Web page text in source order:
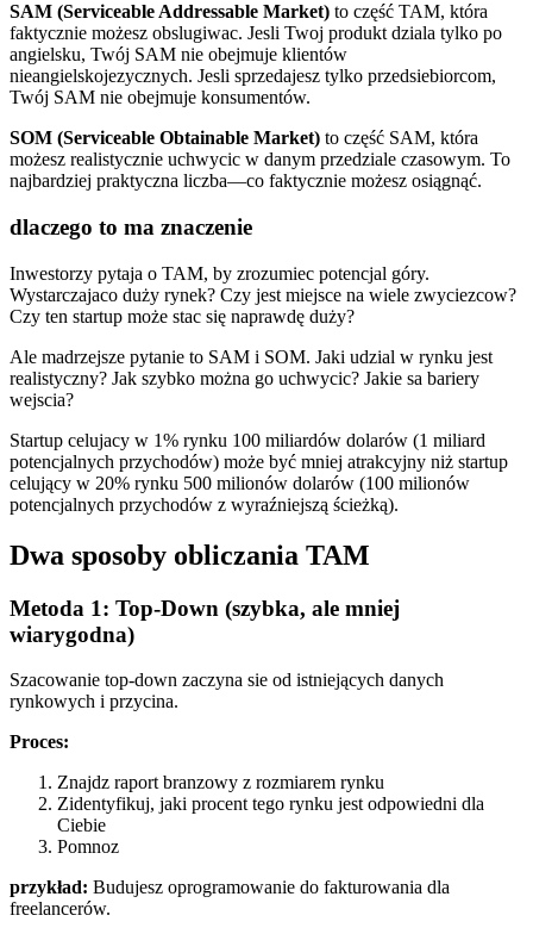
SAM (Serviceable Addressable Market) to część TAM, która
faktycznie możesz obslugiwac. Jesli Twoj produkt dziala tylko po
angielsku, Twój SAM nie obejmuje klientów
nieangielskojezycznych. Jesli sprzedajesz tylko przedsiebiorcom,
Twój SAM nie obejmuje konsumentów.
SOM (Serviceable Obtainable Market) to część SAM, która
możesz realistycznie uchwycic w danym przedziale czasowym. To
najbardziej praktyczna liczba—co faktycznie możesz osiągnąć.
dlaczego to ma znaczenie
Inwestorzy pytaja o TAM, by zrozumiec potencjal góry.
Wystarczajaco duży rynek? Czy jest miejsce na wiele zwyciezcow?
Czy ten startup może stac się naprawdę duży?
Ale madrzejsze pytanie to SAM i SOM. Jaki udzial w rynku jest
realistyczny? Jak szybko można go uchwycic? Jakie sa bariery
wejscia?
Startup celujacy w 1% rynku 100 miliardów dolarów (1 miliard
potencjalnych przychodów) może być mniej atrakcyjny niż startup
celujący w 20% rynku 500 milionów dolarów (100 milionów
potencjalnych przychodów z wyraźniejszą ścieżką).
Dwa sposoby obliczania TAM
Metoda 1: Top-Down (szybka, ale mniej
wiarygodna)
Szacowanie top-down zaczyna sie od istniejących danych
rynkowych i przycina.
Proces:
Znajdz raport branzowy z rozmiarem rynku
Zidentyfikuj, jaki procent tego rynku jest odpowiedni dla
Ciebie
Pomnoz
przykład: Budujesz oprogramowanie do fakturowania dla
freelancerów.